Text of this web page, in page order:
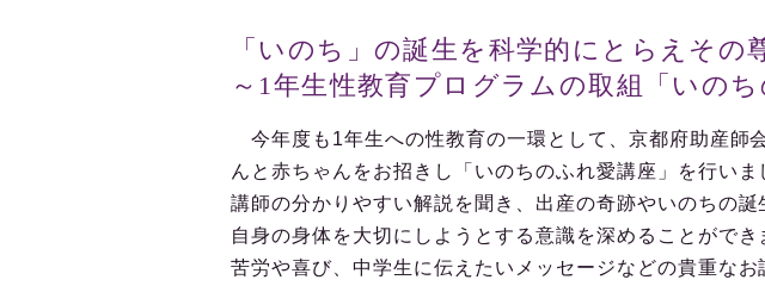
「いのち」の誕生を科学的にとらえその
～1年生性教育プログラムの取組「いの
今年度も1年生への性教育の一環として、京都府助産師
んと赤ちゃんをお招きし「いのちのふれ愛講座」を行い
講師の分かりやすい解説を聞き、出産の奇跡やいのちの
自身の身体を大切にしようとする意識を深めることがで
苦労や喜び、中学生に伝えたいメッセージなどの貴重な